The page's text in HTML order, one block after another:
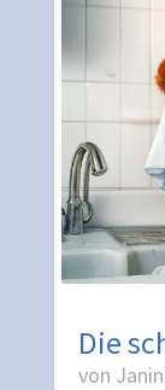
Die
von